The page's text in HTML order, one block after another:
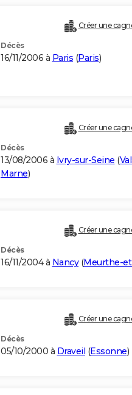
Créer une
Décès
16/11/2006 à Paris (Paris)
Créer une
Décès
13/08/2006 à Ivry-sur-Seine (
Marne)
Créer une
Décès
16/11/2004 à Nancy(Meurthe-
Créer une
Décès
05/10/2000 à Draveil (Essonne)